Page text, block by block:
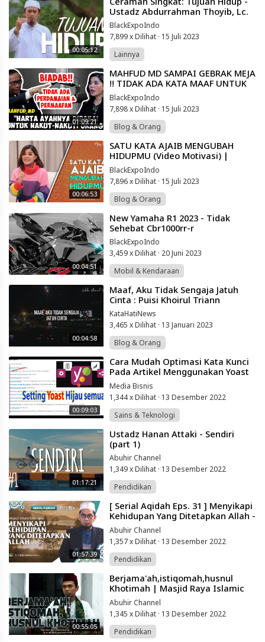
00:05:12
Ustadz Abdurrahman Thoyib, Lc.
BlackExpoIndo
7,899 x Dilihat · 15 Juli 2023
Lainnya
01:09:21
⁣MAHFUD MD SAMPAI GEBRAK MEJA
!! TIDAK ADA KATA MAAF UNTUK
MARIO DANDY !! | Friends of Merry
Riana
BlackExpoIndo
7,898 x Dilihat · 15 Juli 2023
Blog & Orang
00:06:53
⁣SATU KATA AJAIB MENGUBAH
HIDUPMU (Video Motivasi) |
Spoken Word | Merry Riana
BlackExpoIndo
7,896 x Dilihat · 15 Juli 2023
Blog & Orang
00:04:51
⁣New Yamaha R1 2023 - Tidak
Sehebat Cbr1000rr-r
BlackExpoIndo
3,459 x Dilihat · 20 Juni 2023
Mobil & Kendaraan
00:04:58
⁣Maaf, Aku Tidak Sengaja Jatuh
Cinta : Puisi Khoirul Triann
KataHatiNews
3,465 x Dilihat · 13 Januari 2023
Blog & Orang
00:09:03
⁣Cara Mudah Optimasi Kata Kunci
Pada Artikel Menggunakan Yoast
Seo Hijau Semua
Media Bisnis
1,344 x Dilihat · 13 Desember 2022
Sains & Teknologi
01:17:21
⁣Ustadz Hanan Attaki - Sendiri
(part 1)
Abuhir Channel
1,349 x Dilihat · 13 Desember 2022
Pendidikan
01:57:39
⁣[ Serial Aqidah Eps. 31 ] Menyikapi
Kehidupan Yang Ditetapkan Allah -
Ustadz Adi Hidayat
Abuhir Channel
1,357 x Dilihat · 13 Desember 2022
Pendidikan
00:55:05
⁣Berjama'ah,istiqomah,husnul
Khotimah | Masjid Raya Islamic
Centre Sidrap Sulsel | Ustadz
Abdul
Abuhir Channel
1,345 x Dilihat · 13 Desember 2022
Pendidikan